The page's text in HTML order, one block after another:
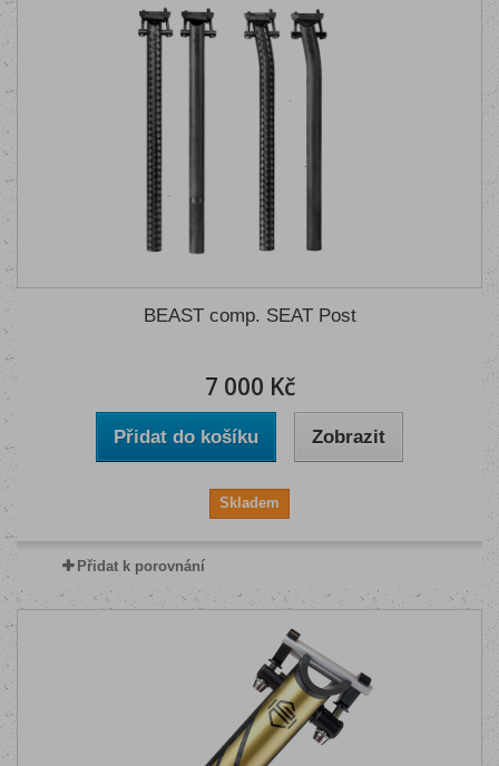
BEAST comp. SEAT Post
7 000 Kč
Přidat do košíku Zobrazit
Skladem
Přidat k porovnání